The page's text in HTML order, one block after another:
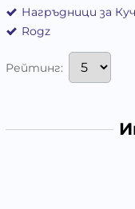
Нагръдници за
Rogz
Рейтинг: